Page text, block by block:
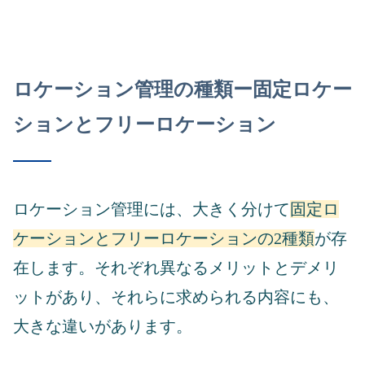
ロケーション管理の種類ー固定ロケー
ションとフリーロケーション
ロケーション管理には、大きく分けて 固定ロ
ケーションとフリーロケーションの2種類が存
在します。それぞれ異なるメリットとデメリ
ットがあり、それらに求められる内容にも、
大きな違いがあります。